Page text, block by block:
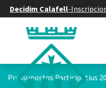
Decidim Calafell-
Pressupostos Participatius